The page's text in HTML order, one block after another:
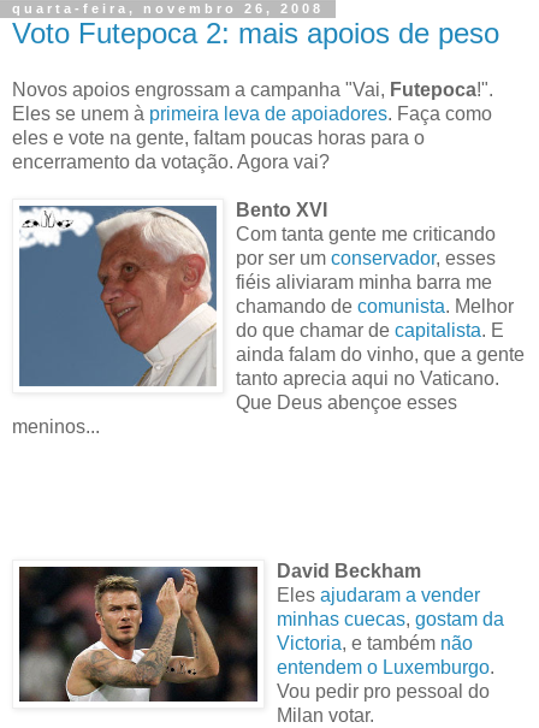
quarta-feira, novembro 26, 2008
Voto Futepoca 2: mais apoios de peso
Novos apoios engrossam a campanha "Vai, Futepoca!".
Eles se unem à primeira leva de apoiadores. Faça como
eles e vote na gente, faltam poucas horas para o
encerramento da votação. Agora vai?
Bento XVI
Com tanta gente me criticando
por ser um conservador, esses
fiéis aliviaram minha barra me
chamando de comunista. Melhor
do que chamar de capitalista. E
ainda falam do vinho, que a gente
tanto aprecia aqui no Vaticano.
Que Deus abençoe esses
meninos...
David Beckham
Eles ajudaram a vender
minhas cuecas, gostam da
Victoria, e também não
entendem o Luxemburgo.
Vou pedir pro pessoal do
Milan votar.